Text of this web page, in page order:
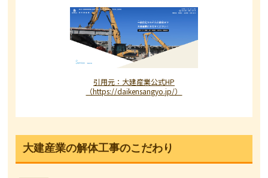
引用元：大建産業公式HP
（https://daikensangyo.jp/）
大建産業の解体工事のこだわり